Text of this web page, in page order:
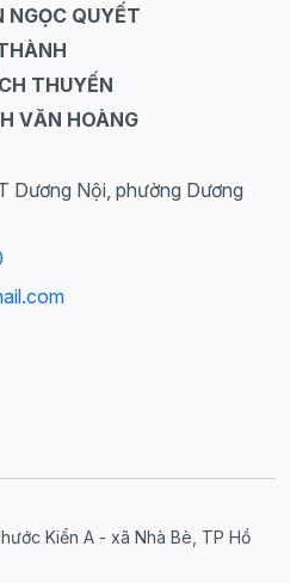
NGỌC QUYẾT
THUYẾN
VĂN HOÀNG
Dương Nội, phường Dương
Kiển A - xã Nhà Bè, TP Hồ